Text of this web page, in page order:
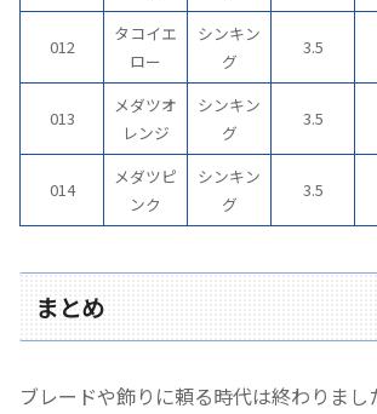
012
タコイエ
ロー
シンキン
グ
3.5
013
メダツオ
レンジ
シンキン
グ
3.5
014
メダツピ
ンク
シンキン
グ
3.5
まとめ
ブレードや飾りに頼る時代は終わりま